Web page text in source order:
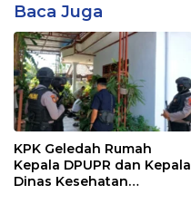
Baca Juga
KPK Geledah Rumah
Kepala DPUPR dan Kepala
Dinas Kesehatan